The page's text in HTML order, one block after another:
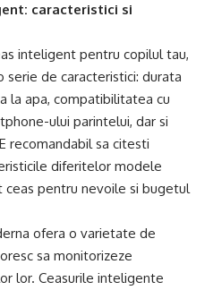
caracteristici si
inteligent pentru copilul tau,
de caracteristici: durata
la apa, compatibilitatea cu
ului parintelui, dar si
recomandabil sa citesti
diferitelor modele
pentru nevoile si bugetul
ofera o varietate de
sa monitorizeze
lor. Ceasurile inteligente